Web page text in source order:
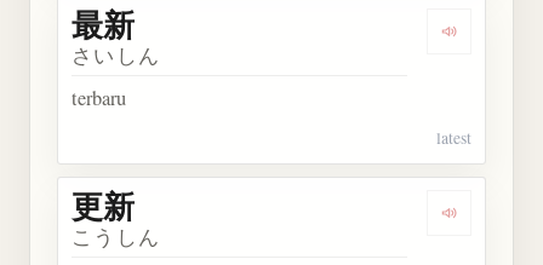
Dengarkan
最新
さいしん
terbaru
latest
Dengarkan
更新
こうしん